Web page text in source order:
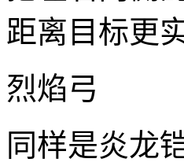
距离目标更
烈焰弓
同样是炎龙